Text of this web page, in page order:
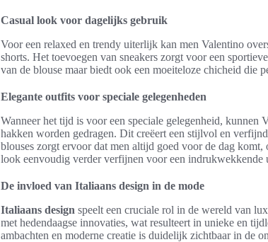
Casual look voor dagelijks gebruik
Voor een relaxed en trendy uiterlijk kan men Valentino
shorts. Het toevoegen van sneakers zorgt voor een
van de blouse maar biedt ook een moeiteloze chicheid die
Elegante outfits voor speciale gelegenheden
Wanneer het tijd is voor een speciale gelegenheid, kunnen
hakken worden gedragen. Dit creëert een stijlvol en
blouses zorgt ervoor dat men altijd goed voor de dag komt,
look eenvoudig verder verfijnen voor een indrukwekkende
De invloed van Italiaans design in de mode
Italiaans design speelt een cruciale rol in de wereld van
met hedendaagse innovaties, wat resulteert in unieke en
ambachten en moderne creatie is duidelijk zichtbaar in de